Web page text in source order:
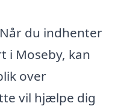
Når du indhenter
i Moseby, kan
over
vil hjælpe dig